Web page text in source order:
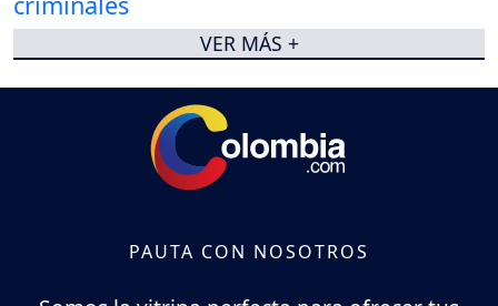
VER MÁS +
PAUTA CON NOSOTROS